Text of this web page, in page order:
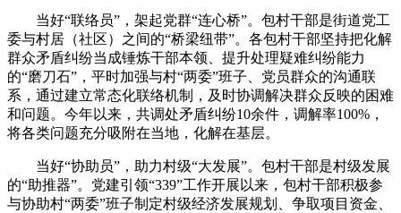
当好“联络员”，架起党群“连心桥”。包村干部是街道党工
委与村居（社区）之间的“桥梁纽带”。各包村干部坚持把化解
群众矛盾纠纷当成锤炼干部本领、提升处理疑难纠纷能力
的“磨刀石”，平时加强与村“两委”班子、党员群众的沟通联
系，通过建立常态化联络机制，及时协调解决群众反映的困难
和问题。今年以来，共调处矛盾纠纷10余件，调解率100%，
将各类问题充分吸附在当地，化解在基层。
当好“协助员”，助力村级“大发展”。包村干部是村级发展
的“助推器”。党建引领“339”工作开展以来，包村干部积极参
与协助村“两委”班子制定村级经济发展规划、争取项目资金、